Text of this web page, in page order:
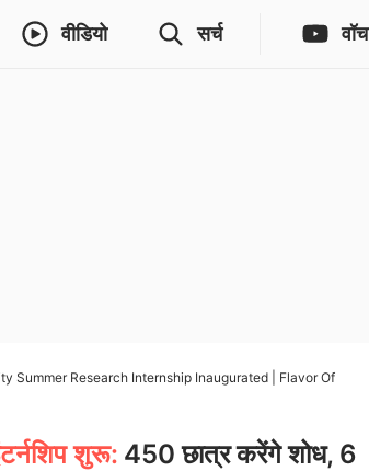
वीडियो सर्च वॉच
Summer Research Internship Inaugurated | Flavor Of
शुरू: 450 छात्र करेंगे शोध, 6